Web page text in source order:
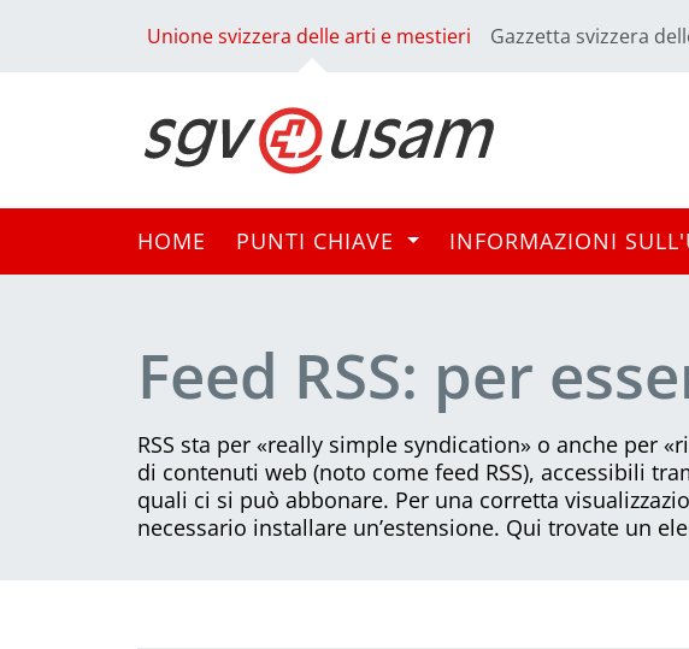
Unione svizzera delle arti e mestieri Gazzetta svizzera
HOME PUNTI CHIAVE INFORMAZIONI
Feed RSS: per
RSS sta per «really simple syndication» o anche per
di contenuti web (noto come feed RSS), accessibili
quali ci si può abbonare. Per una corretta
necessario installare un’estensione. Qui trovate un